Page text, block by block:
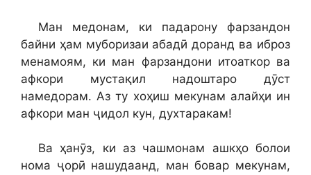
Ман медонам, ки падарону фарзандон
байни ҳам муборизаи абадӣ доранд ва иброз
менамоям, ки ман фарзандони итоаткор ва
афкори мустақил надоштаро дӯст
намедорам. Аз ту хоҳиш мекунам алайҳи ин
афкори ман ҷидол кун, духтаракам!
Ва ҳанӯз, ки аз чашмонам ашкҳо болои
нома ҷорӣ нашудаанд, ман бовар мекунам,